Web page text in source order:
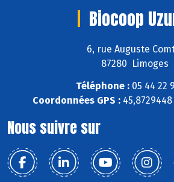
Biocoop
6, rue Auguste
87280 Limoges
Téléphone : 05 44 22
Coordonnées GPS :45,8729448
Nous suivre sur